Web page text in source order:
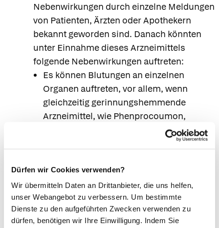
Dürfen wir Cookies verwenden?
Wir übermitteln Daten an Drittanbieter, die uns helfen,
unser Webangebot zu verbessern. Um bestimmte
Dienste zu den aufgeführten Zwecken verwenden zu
dürfen, benötigen wir Ihre Einwilligung. Indem Sie
Nebenwirkungen durch einzelne Meldungen
von Patienten, Ärzten oder Apothekern
bekannt geworden sind. Danach könnten
unter Einnahme dieses Arzneimittels
folgende Nebenwirkungen auftreten:
Es können Blutungen an einzelnen
Organen auftreten, vor allem, wenn
gleichzeitig gerinnungshemmende
Arzneimittel, wie Phenprocoumon,
Acetylsalicylsäure oder andere
überempfindlichen Personen kann es zu
schweren
Überempfindlichkeitsreaktionen
(allergischer Schock) kommen; darüber
hinaus können allergische